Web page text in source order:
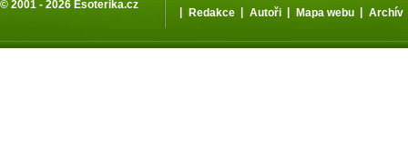
© 2001 - 2026 Esoterika.cz
| Redakce | Autoři | Mapa webu | Archív